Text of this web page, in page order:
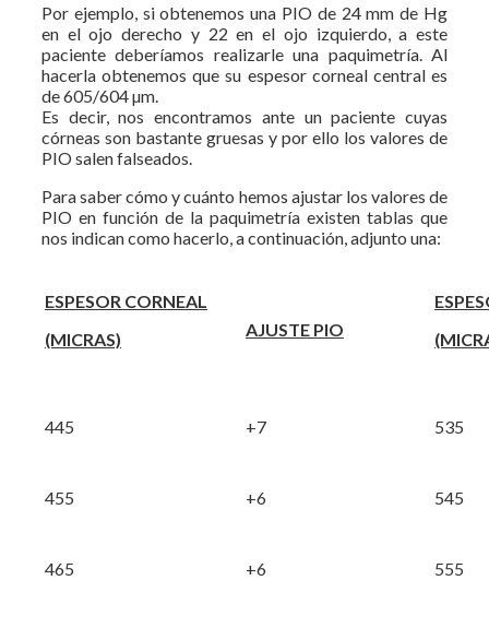
Por ejemplo, si obtenemos una PIO de 24 mm de Hg
en el ojo derecho y 22 en el ojo izquierdo, a este
paciente deberíamos realizarle una paquimetría. Al
hacerla obtenemos que su espesor corneal central es
de 605/604 µm.
Es decir, nos encontramos ante un paciente cuyas
córneas son bastante gruesas y por ello los valores de
PIO salen falseados.
Para saber cómo y cuánto hemos ajustar los valores de
PIO en función de la paquimetría existen tablas que
nos indican como hacerlo, a continuación, adjunto una:
ESPESOR CORNEAL
(MICRAS)
AJUSTE PIO
445 +7 535
455 +6 545
465 +6 555